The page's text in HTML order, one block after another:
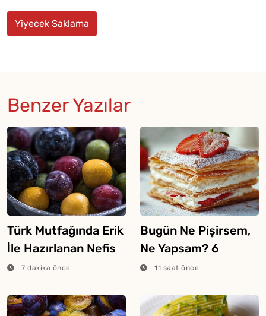
Yiyecek Saklama
Benzer Yazılar
Türk Mutfağında Erik
İle Hazırlanan Nefis
Yemekler
7 dakika önce
Bugün Ne Pişirsem,
Ne Yapsam? 6
Ağustos 2026
11 saat önce